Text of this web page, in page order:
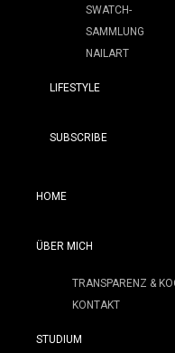
SWATCH-
SAMMLUNG
NAILART
LIFESTYLE
SUBSCRIBE
HOME
ÜBER MICH
TRANSPARENZ &
KONTAKT
STUDIUM